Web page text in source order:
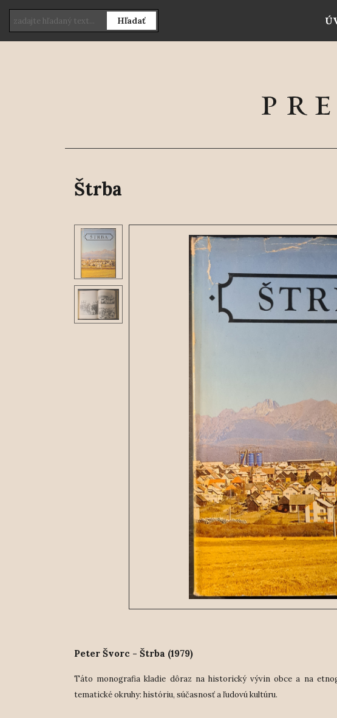
Hľadať
Štrba
Peter Švorc - Štrba (1979)
Táto monografia kladie dôraz na historický vývin obce a na
tematické okruhy: históriu, súčasnosť a ľudovú kultúru.